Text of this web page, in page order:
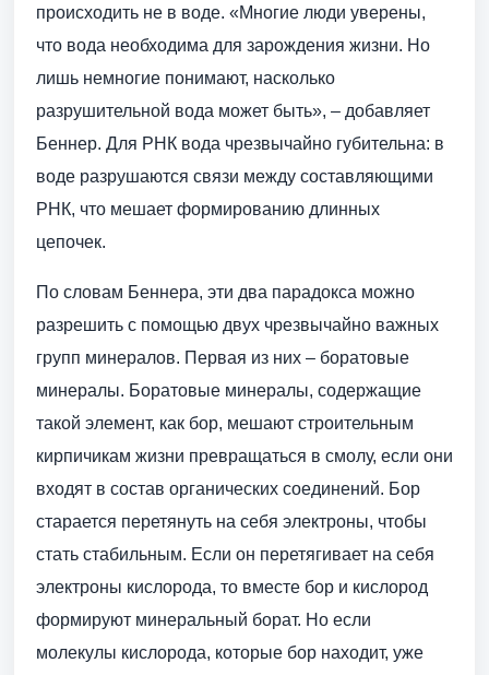
происходить не в воде. «Многие люди уверены,
что вода необходима для зарождения жизни. Но
лишь немногие понимают, насколько
разрушительной вода может быть», – добавляет
Беннер. Для РНК вода чрезвычайно губительна: в
воде разрушаются связи между составляющими
РНК, что мешает формированию длинных
цепочек.
По словам Беннера, эти два парадокса можно
разрешить с помощью двух чрезвычайно важных
групп минералов. Первая из них – боратовые
минералы. Боратовые минералы, содержащие
такой элемент, как бор, мешают строительным
кирпичикам жизни превращаться в смолу, если они
входят в состав органических соединений. Бор
старается перетянуть на себя электроны, чтобы
стать стабильным. Если он перетягивает на себя
электроны кислорода, то вместе бор и кислород
формируют минеральный борат. Но если
молекулы кислорода, которые бор находит, уже